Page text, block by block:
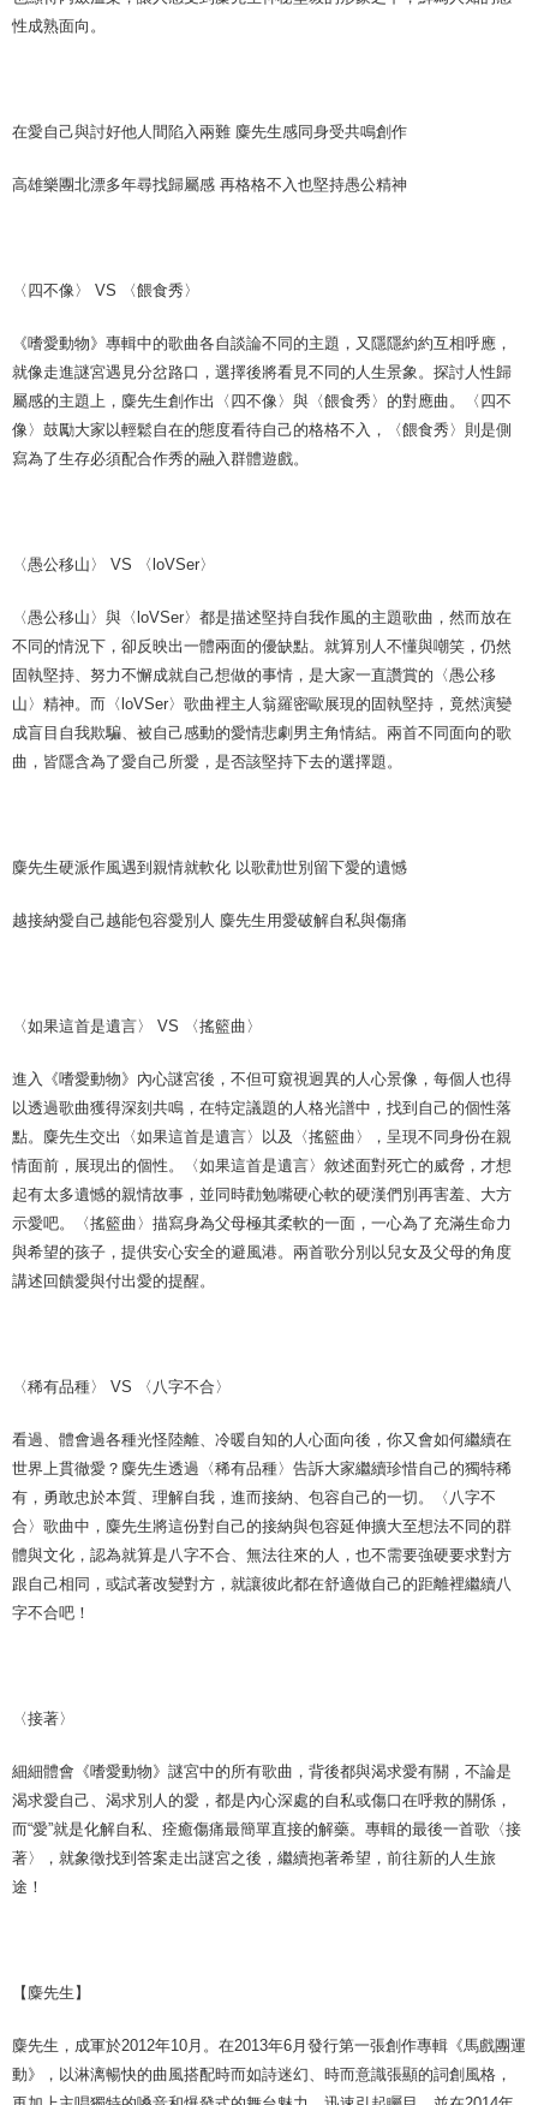
性成熟面向。
在愛自己與討好他人間陷入兩難 麋先生感同身受共鳴創作
高雄樂團北漂多年尋找歸屬感 再格格不入也堅持愚公精神
〈四不像〉 VS 〈餵食秀〉
《嗜愛動物》專輯中的歌曲各自談論不同的主題，又隱隱約約互相呼應，
就像走進謎宮遇見分岔路口，選擇後將看見不同的人生景象。探討人性歸
屬感的主題上，麋先生創作出〈四不像〉與〈餵食秀〉的對應曲。〈四不
像〉鼓勵大家以輕鬆自在的態度看待自己的格格不入，〈餵食秀〉則是側
寫為了生存必須配合作秀的融入群體遊戲。
〈愚公移山〉 VS 〈loVSer〉
〈愚公移山〉與〈loVSer〉都是描述堅持自我作風的主題歌曲，然而放在
不同的情況下，卻反映出一體兩面的優缺點。就算別人不懂與嘲笑，仍然
固執堅持、努力不懈成就自己想做的事情，是大家一直讚賞的〈愚公移
山〉精神。而〈loVSer〉歌曲裡主人翁羅密歐展現的固執堅持，竟然演變
成盲目自我欺騙、被自己感動的愛情悲劇男主角情結。兩首不同面向的歌
曲，皆隱含為了愛自己所愛，是否該堅持下去的選擇題。
麋先生硬派作風遇到親情就軟化 以歌勸世別留下愛的遺憾
越接納愛自己越能包容愛別人 麋先生用愛破解自私與傷痛
〈如果這首是遺言〉 VS 〈搖籃曲〉
進入《嗜愛動物》內心謎宮後，不但可窺視迥異的人心景像，每個人也得
以透過歌曲獲得深刻共鳴，在特定議題的人格光譜中，找到自己的個性落
點。麋先生交出〈如果這首是遺言〉以及〈搖籃曲〉，呈現不同身份在親
情面前，展現出的個性。〈如果這首是遺言〉敘述面對死亡的威脅，才想
起有太多遺憾的親情故事，並同時勸勉嘴硬心軟的硬漢們別再害羞、大方
示愛吧。〈搖籃曲〉描寫身為父母極其柔軟的一面，一心為了充滿生命力
與希望的孩子，提供安心安全的避風港。兩首歌分別以兒女及父母的角度
講述回饋愛與付出愛的提醒。
〈稀有品種〉 VS 〈八字不合〉
看過、體會過各種光怪陸離、冷暖自知的人心面向後，你又會如何繼續在
世界上貫徹愛？麋先生透過〈稀有品種〉告訴大家繼續珍惜自己的獨特稀
有，勇敢忠於本質、理解自我，進而接納、包容自己的一切。〈八字不
合〉歌曲中，麋先生將這份對自己的接納與包容延伸擴大至想法不同的群
體與文化，認為就算是八字不合、無法往來的人，也不需要強硬要求對方
跟自己相同，或試著改變對方，就讓彼此都在舒適做自己的距離裡繼續八
字不合吧！
〈接著〉
細細體會《嗜愛動物》謎宮中的所有歌曲，背後都與渴求愛有關，不論是
渴求愛自己、渴求別人的愛，都是內心深處的自私或傷口在呼救的關係，
而“愛”就是化解自私、痊癒傷痛最簡單直接的解藥。專輯的最後一首歌〈接
著〉，就象徵找到答案走出謎宮之後，繼續抱著希望，前往新的人生旅
途！
【麋先生】
麋先生，成軍於2012年10月。在2013年6月發行第一張創作專輯《馬戲團運
動》，以淋漓暢快的曲風搭配時而如詩迷幻、時而意識張顯的詞創風格，